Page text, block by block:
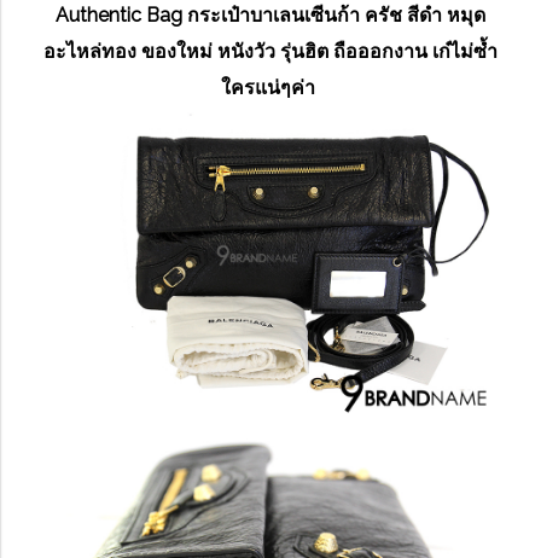
Authentic Bag กระเป๋าบาเลนเซีนก้า ครัช สีดำ หมุด
อะไหล่ทอง ของใหม่ หนังวัว รุ่นฮิต ถือออกงาน เก๋ไม่ซ้ำ
ใครแน่ๆค่า